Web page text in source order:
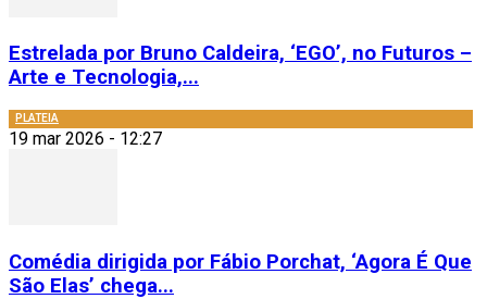
Estrelada por Bruno Caldeira, ‘EGO’, no Futuros –
Arte e Tecnologia,...
PLATEIA
19 mar 2026 - 12:27
Comédia dirigida por Fábio Porchat, ‘Agora É Que
São Elas’ chega...